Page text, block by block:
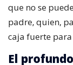
que no se
padre, quien,
caja fuerte
El